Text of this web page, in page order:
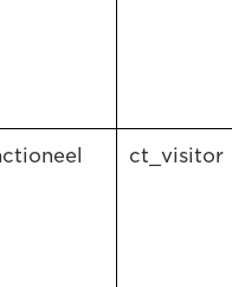
ct_visitor